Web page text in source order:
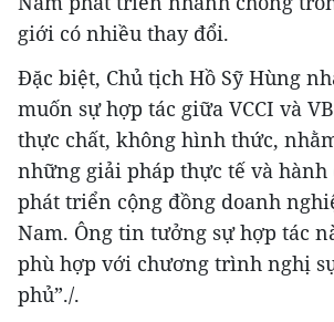
giới có nhiều thay đổi.
Đặc biệt, Chủ tịch Hồ Sỹ Hùng
muốn sự hợp tác giữa VCCI và
thực chất, không hình thức,
những giải pháp thực tế và hành
phát triển cộng đồng doanh
Nam. Ông tin tưởng sự hợp tác
phù hợp với chương trình nghị
phủ”./.